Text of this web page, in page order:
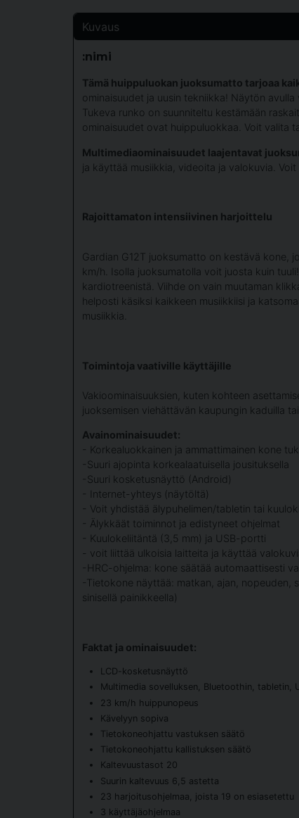
Kuvaus
:nimi
Tämä huippuluokan juoksumatto tarjoaa
ominaisuudet ja uusin tekniikka! Näytön
Tukeva runko on suunniteltu kestämään
ominaisuudet ovat huippuluokkaa. Voit valita
Multimediaominaisuudet laajentavat
ja käyttää musiikkia, videoita ja valokuvia.
Rajoittamaton intensiivinen harjoittelu
Gardian G12T juoksumatto on kestävä kone,
km/h. Isolla juoksumatolla voit juosta kuin
kardiotreenistä. Viihde on vain muutaman
helposti käsiksi kaikkeen musiikkiisi ja
musiikkia.
Toimintoja vaativille käyttäjille
Vakioominaisuuksien, kuten kohteen
juoksemisen viehättävän kaupungin kaduilla
Avainominaisuudet:
- Korkealuokkainen ja ammattimainen kone
-Suuri ajopinta korkealaatuisella jousituksella
-Suuri kosketusnäyttö (Android)
- Internet-yhteys (näytöltä)
- Voit yhdistää älypuhelimen/tabletin tai
- Älykkäät toiminnot ja edistyneet ohjelmat
- Kuulokeliitäntä (3,5 mm) ja USB-portti
- voit liittää ulkoisia laitteita ja käyttää
-HRC-ohjelma: kone säätää automaattisesti
-Tietokone näyttää: matkan, ajan,
sinisellä painikkeella)
Faktat ja ominaisuudet:
LCD-kosketusnäyttö
Multimedia sovelluksen, Bluetoothin, tabletin,
23 km/h huippunopeus
Kävelyyn sopiva
Tietokoneohjattu vastuksen säätö
Tietokoneohjattu kallistuksen säätö
Kaltevuustasot 20
Suurin kaltevuus 6,5 astetta
23 harjoitusohjelmaa, joista 19 on esiasetettu
3 käyttäjäohjelmaa